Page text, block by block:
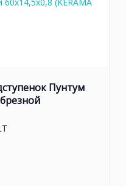
Пунтум